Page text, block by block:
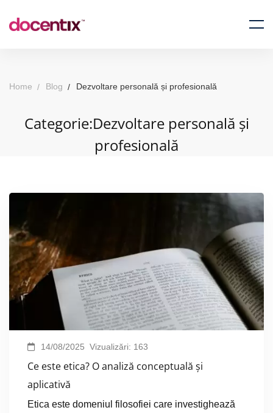
Home Blog Dezvoltare personală și profesională
Categorie:Dezvoltare personală și
profesională
14/08/2025 Vizualizări: 163
Ce este etica? O analiză conceptuală și
aplicativă
Etica este domeniul filosofiei care investighează